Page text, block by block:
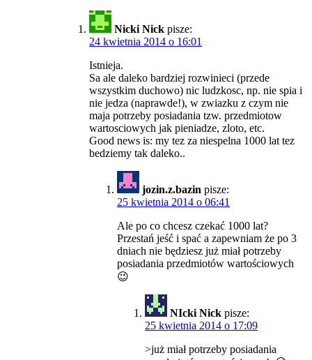
Nicki Nick pisze:
24 kwietnia 2014 o 16:01
Istnieja.
Sa ale daleko bardziej rozwinieci (przede
wszystkim duchowo) nic ludzkosc, np. nie spia i
nie jedza (naprawde!), w zwiazku z czym nie
maja potrzeby posiadania tzw. przedmiotow
wartosciowych jak pieniadze, zloto, etc.
Good news is: my tez za niespelna 1000 lat tez
bedziemy tak daleko..
jozin.z.bazin pisze:
25 kwietnia 2014 o 06:41
Ale po co chcesz czekać 1000 lat?
Przestań jeść i spać a zapewniam że po 3
dniach nie będziesz już miał potrzeby
posiadania przedmiotów wartościowych
😉
NIcki Nick pisze:
25 kwietnia 2014 o 17:09
>już miał potrzeby posiadania